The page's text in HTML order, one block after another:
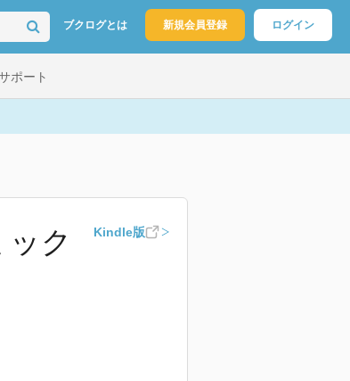
ブクログとは 新規会員登録 ログイン
ポート
ク
Kindle版